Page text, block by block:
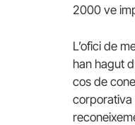
2000 ve
L’ofici de
han hagut
cos de
corporativa